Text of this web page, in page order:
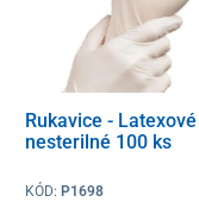
Rukavice -
nesterilné 100 ks
KÓD: P1698